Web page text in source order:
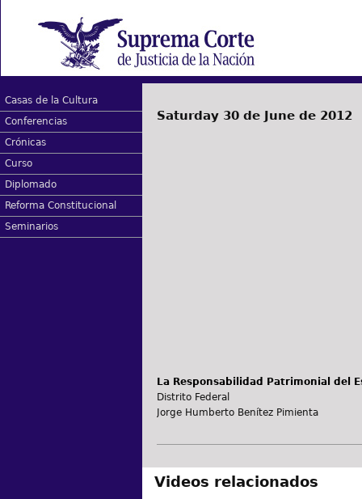
Casas de la Cultura
Conferencias
Crónicas
Curso
Diplomado
Reforma Constitucional
Seminarios
Saturday 30 de June de 2012
La Responsabilidad Patrimonial del
Distrito Federal
Jorge Humberto Benítez Pimienta
Videos relacionados